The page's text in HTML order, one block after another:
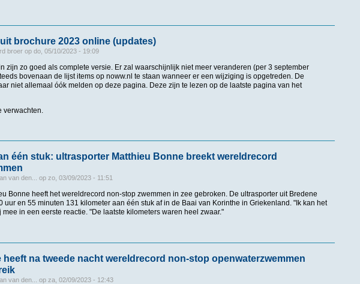
Etienne (84) geeft halve eeuw (!) les bij Blankenbergse Zwemvereniging: “Het respect dat ik
brochure 2023 online (updates)
broerop do, 05/10/2023 - 19:09
zijn zo goed als complete versie. Er zal waarschijnlijk niet meer veranderen (per 3 september
bovenaan de lijst items op noww.nl te staan wanneer er een wijziging is opgetreden. De
niet allemaal óók melden op deze pagina. Deze zijn te lezen op de laatste pagina van het
verwachten.
water circuit brochure 2023 online (updates)
één stuk: ultrasporter Matthieu Bonne breekt wereldrecord
van den... op zo, 03/09/2023 - 11:51
Bonne heeft het wereldrecord non-stop zwemmen in zee gebroken. De ultrasporter uit Bredene
uur en 55 minuten 131 kilometer aan één stuk af in de Baai van Korinthe in Griekenland. "Ik kan het
in een eerste reactie. "De laatste kilometers waren heel zwaar."
kilometer aan één stuk: ultrasporter Matthieu Bonne breekt wereldrecord openwaterzwemmen
heeft na tweede nacht wereldrecord non-stop openwaterzwemmen
van den... op za, 02/09/2023 - 12:43